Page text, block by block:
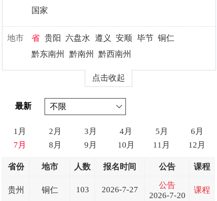
国家
地市 省 贵阳 六盘水 遵义 安顺 毕节 铜仁
黔东南州
黔南州 黔西南州
点击收起
最新
1月 2月 3月 4月 5月
6月
7月
8月 9月 10月 11月 12月
省份 地市 人数 报名时间 公告 课程
贵州 铜仁 103 2026-7-27
公告
2026-7-20
课程